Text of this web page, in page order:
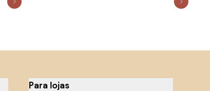
Para lojas